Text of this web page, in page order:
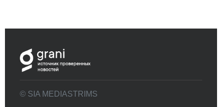
© SIA MEDIASTRIMS